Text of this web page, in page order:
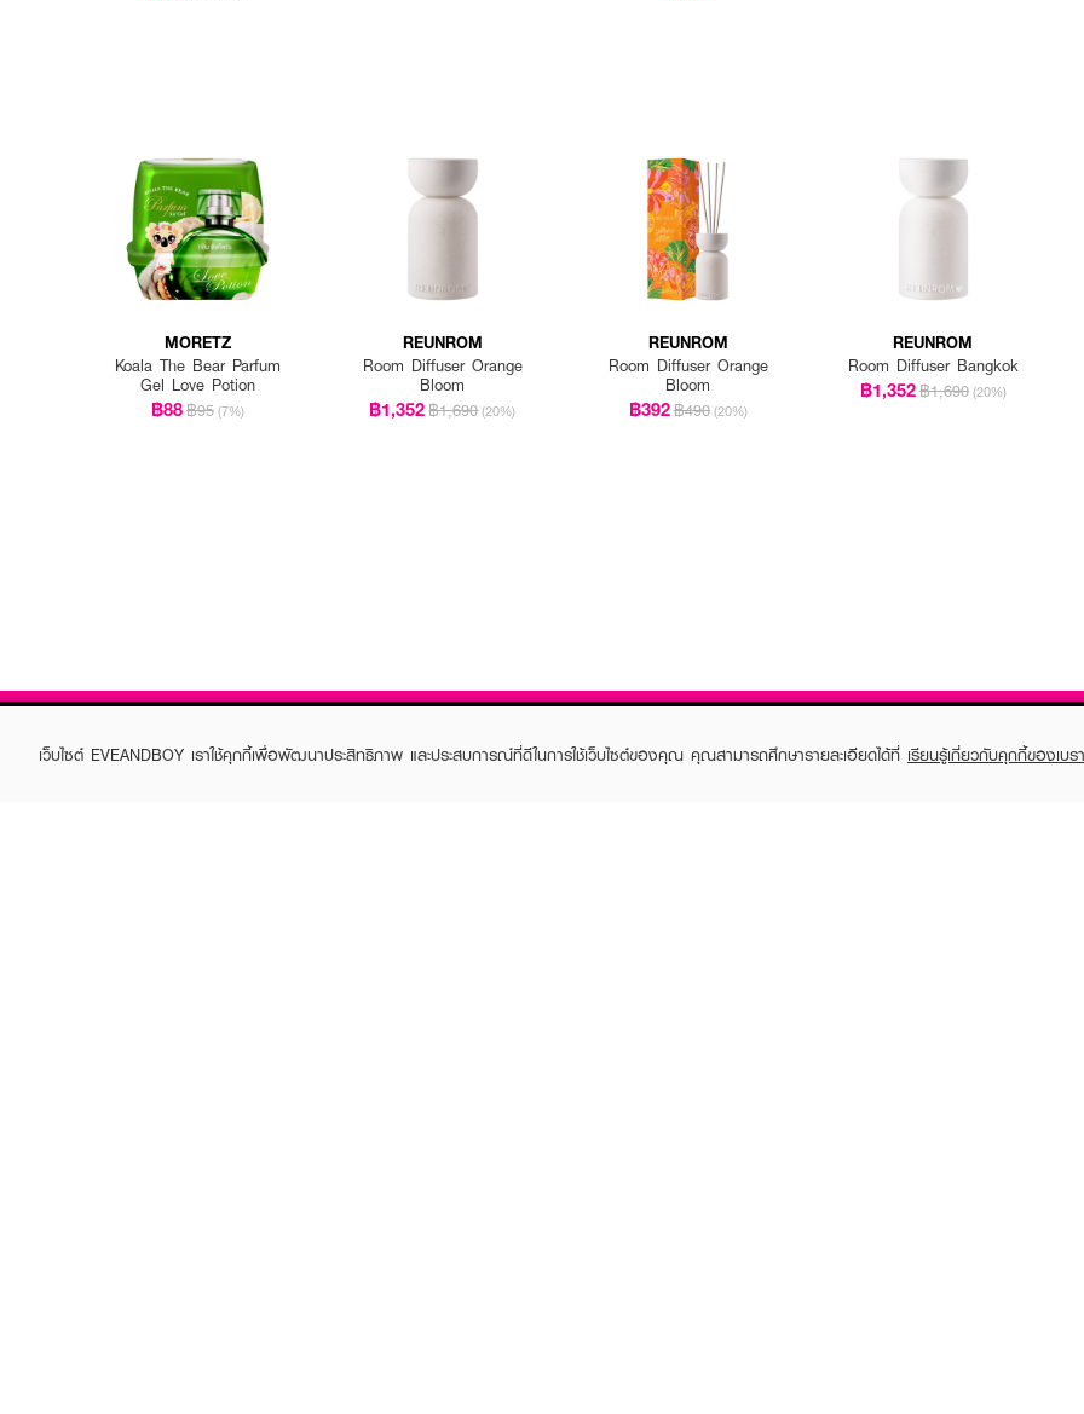
MORETZ
Koala The Bear Parfum
Gel Love Potion
฿88฿95 (7%)
REUNROM
Room Diffuser Orange
Bloom
฿1,352฿1,690 (20%)
REUNROM
Room Diffuser Orange
Bloom
฿392฿490 (20%)
REUNROM
Room Diffuser Bangkok
฿1,352฿1,690 (20%)
เว็บไซต์ EVEANDBOY เราใช้คุกกี้เพื่อพัฒนาประสิทธิภาพ และประสบการณ์ที่ดีในการใช้เว็บไซต์ของคุณ คุณสามารถศึกษารายละเอียดได้ที่ เรียนรู้เกี่ยวกับคุกกี้ของเบร